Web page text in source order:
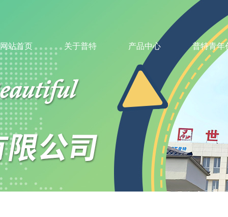
网站首页 关于普特 产品中心 普特青年